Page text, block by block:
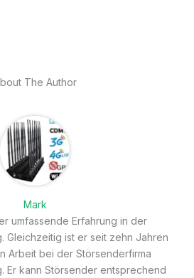
The Author
Mark
umfassende Erfahrung in der
Gleichzeitig ist er seit zehn Jahren
Arbeit bei der Störsenderfirma
Er kann Störsender entsprechend